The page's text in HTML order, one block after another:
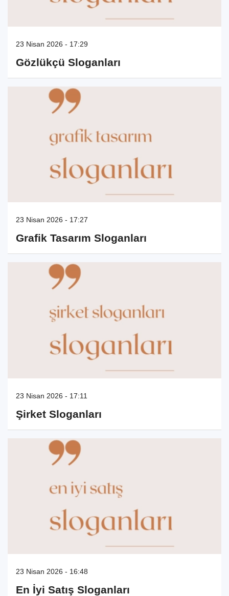
23 Nisan 2026 - 17:29
Gözlükçü Sloganları
23 Nisan 2026 - 17:27
Grafik Tasarım Sloganları
23 Nisan 2026 - 17:11
Şirket Sloganları
23 Nisan 2026 - 16:48
En İyi Satış Sloganları